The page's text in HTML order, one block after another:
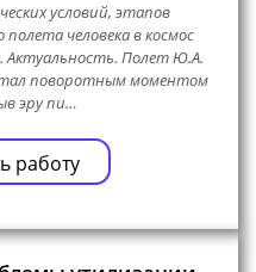
условий, этапов
человека в космос
Актуальность. Полет Ю.А.
поворотным моментом
эру пи…
работу